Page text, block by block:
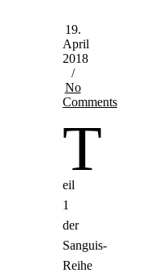
19.
April
2018
/
No
Comments
T
eil
1
der
Sanguis-
Reihe